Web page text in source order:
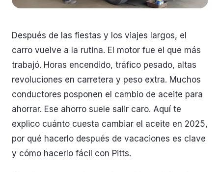
Después de las fiestas y los viajes largos, el
carro vuelve a la rutina. El motor fue el que más
trabajó. Horas encendido, tráfico pesado, altas
revoluciones en carretera y peso extra. Muchos
conductores posponen el cambio de aceite para
ahorrar. Ese ahorro suele salir caro. Aquí te
explico cuánto cuesta cambiar el aceite en 2025,
por qué hacerlo después de vacaciones es clave
y cómo hacerlo fácil con Pitts.